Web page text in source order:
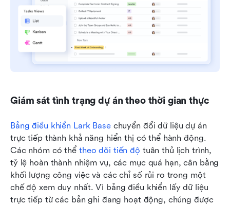
Giám sát tình trạng dự án theo thời gian thực
Bảng điều khiển Lark Base chuyển đổi dữ liệu dự án
trực tiếp thành khả năng hiển thị có thể hành động.
Các nhóm có thể theo dõi tiến độ tuân thủ lịch trình,
tỷ lệ hoàn thành nhiệm vụ, các mục quá hạn, cân bằng
khối lượng công việc và các chỉ số rủi ro trong một
chế độ xem duy nhất. Vì bảng điều khiển lấy dữ liệu
trực tiếp từ các bản ghi đang hoạt động, chúng được